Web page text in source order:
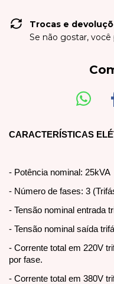
Trocas e
Se não gostar,
CARACTERÍSTICAS
- Potência nominal: 25kVA
- Número de fases: 3
- Tensão nominal entrada
- Tensão nominal saída
- Corrente total em 220V
por fase.
- Corrente total em 380V